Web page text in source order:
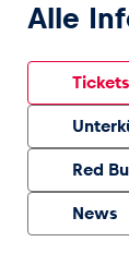
Alle
Tickets
Red
News